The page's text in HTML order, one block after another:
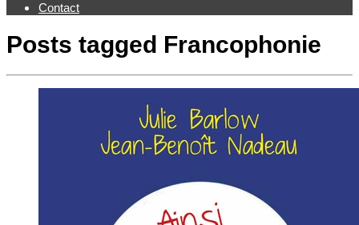
Contact
Posts tagged Francophonie